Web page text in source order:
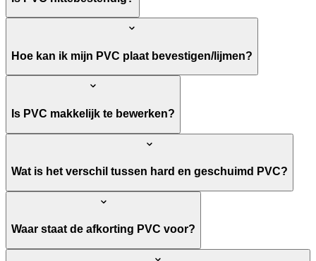
Hoe kan ik mijn PVC plaat bevestigen/lijmen?
Is PVC makkelijk te bewerken?
Wat is het verschil tussen hard en geschuimd PVC?
Waar staat de afkorting PVC voor?